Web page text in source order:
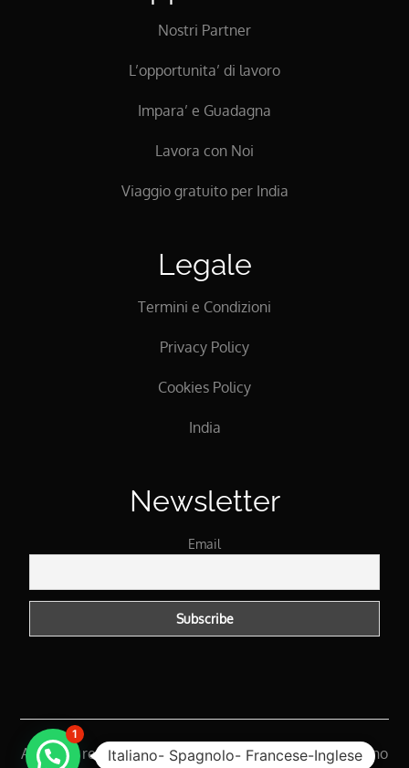
Nostri Partner
L’opportunita’ di lavoro
Impara’ e Guadagna
Lavora con Noi
Viaggio gratuito per India
Legale
Termini e Condizioni
Privacy Policy
Cookies Policy
India
Newsletter
Email
All rights reserved 2025 @ Bella India Tours - Licence no
Italiano- Spagnolo- Francese-Inglese
1